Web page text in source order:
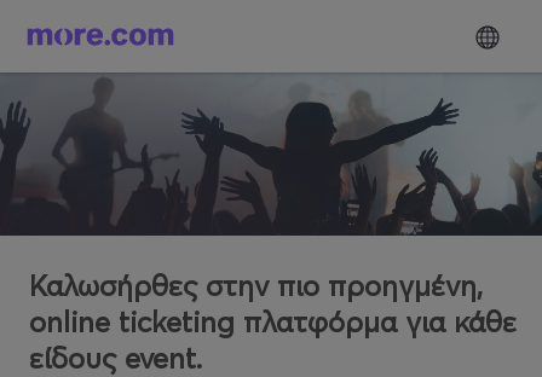
Καλωσήρθες στην πιο προηγμένη,
online ticketing πλατφόρμα για κάθε
είδους event.